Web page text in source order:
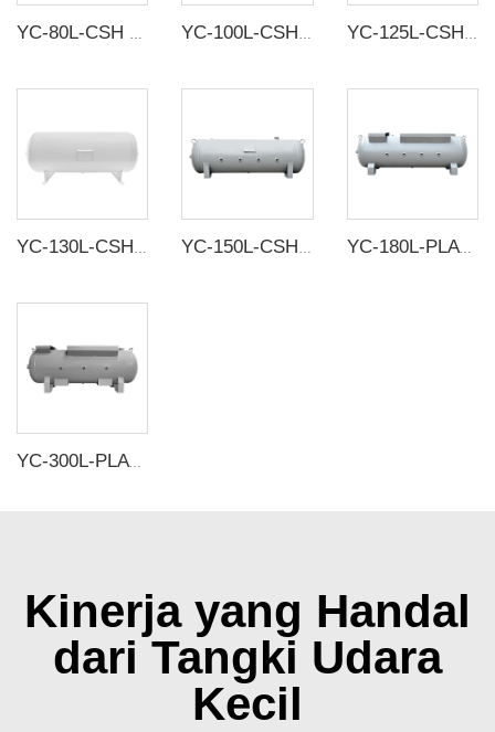
YC-130L-CSH 8.4bar Tangki penyimpanan udara horisontal baja karbon tanpa sambungan YC-150L-CSH putih/abu-abu 12bar Baja karbon tangki penyimpanan udara horisontal tanpa sambungan tangki udara YC-180L-PLATH-CSH 12bar Tangki penyimpanan udara horisontal seamless baja karbon
YC-300L-PLATH-CSH 12bar Tangki penyimpanan udara horisontal seamless baja karbon
Kinerja yang Handal
dari Tangki Udara
Kecil